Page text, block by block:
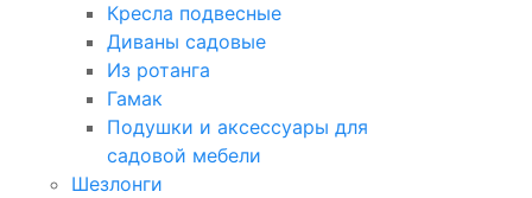
Кресла подвесные
Диваны садовые
Из ротанга
Гамак
Подушки и аксессуары для
садовой мебели
Шезлонги